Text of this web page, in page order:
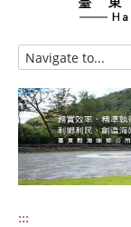
HOME
訊息專區
認識海端
公所介紹
:::